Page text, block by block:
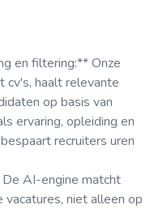
en filtering:** Onze
haalt relevante
op basis van
ervaring, opleiding en
recruiters uren
AI-engine matcht
niet alleen op